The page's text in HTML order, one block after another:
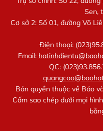
Sen,
Cơ sở 2: Số 01, đường Võ
Điện thoại:
Email:
QC:
Bản quyền thuộc về Báo
Cấm sao chép dưới mọi